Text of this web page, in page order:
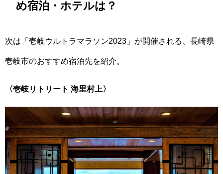
め宿泊・ホテルは？
次は「壱岐ウルトラマラソン2023」が開催される、長崎県
壱岐市のおすすめ宿泊先を紹介。
〈壱岐リトリート 海里村上〉